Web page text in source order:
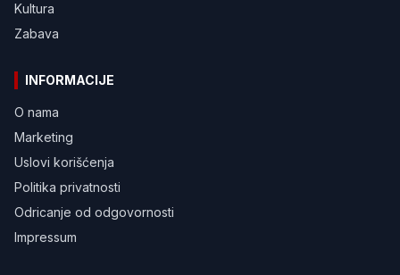
Kultura
Zabava
INFORMACIJE
O nama
Marketing
Uslovi korišćenja
Politika privatnosti
Odricanje od odgovornosti
Impressum